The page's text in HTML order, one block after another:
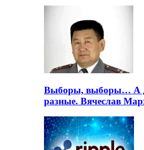
Выборы, выборы… А
разные. Вячеслав